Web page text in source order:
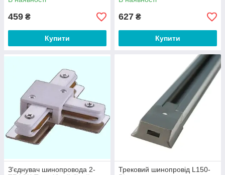
459 ₴
Купити
627 ₴
Купити
З'єднувач шинопровода 2-
Трековий шинопровід L150-